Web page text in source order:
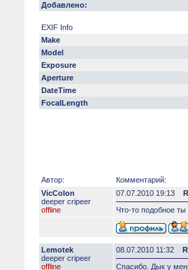
Добавлено:
EXIF Info
Make
Model
Exposure
Aperture
DateTime
FocalLength
Автор:
Комментарий:
VicColon
deeper сripeer
offline
07.07.2010 19:13
Что-то подобное
Lemotek
deeper сripeer
offline
08.07.2010 11:32
Спасибо. Дык у